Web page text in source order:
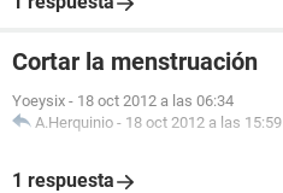
Cortar la menstruación
Yoeysix - 18 oct 2012 a las 06:34
A.Herquinio - 18 oct 2012 a las 15:59
1 respuesta